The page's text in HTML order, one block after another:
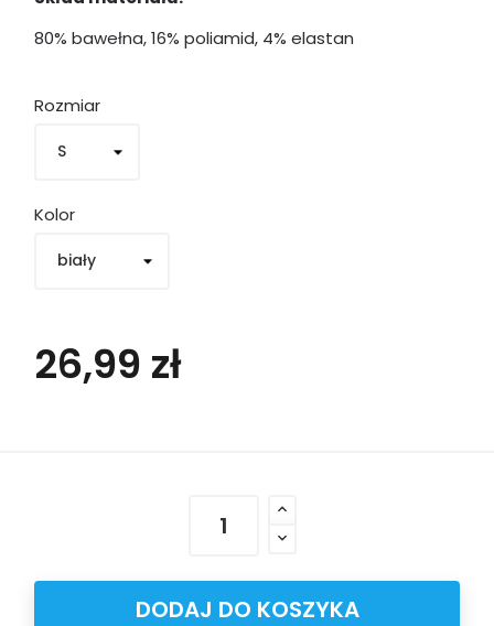
80% bawełna, 16% poliamid, 4% elastan
Rozmiar
Kolor
26,99 zł
DODAJ DO KOSZYKA